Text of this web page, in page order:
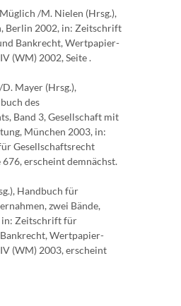
/M. Nielen (Hrsg.),
Berlin 2002, in: Zeitschrift
Bankrecht, Wertpapier-
(WM) 2002, Seite .
Mayer (Hrsg.),
des
Band 3, Gesellschaft mit
München 2003, in:
Gesellschaftsrecht
676, erscheint demnächst.
Handbuch für
zwei Bände,
in: Zeitschrift für
Wertpapier-
(WM) 2003, erscheint